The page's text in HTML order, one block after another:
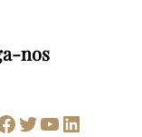
nos
Twitter Youtube LinkedIn